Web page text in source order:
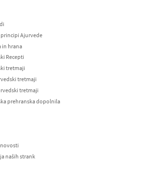
Ajurvede
in hrana
Recepti
tretmaji
tretmaji
tretmaji
prehranska dopolnila
naših strank